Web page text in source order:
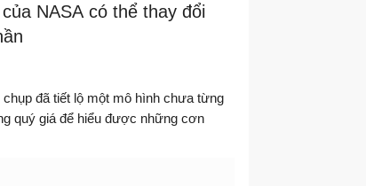
NASA có thể thay đổi
đã tiết lộ một mô hình chưa từng
quý giá để hiểu được những cơn